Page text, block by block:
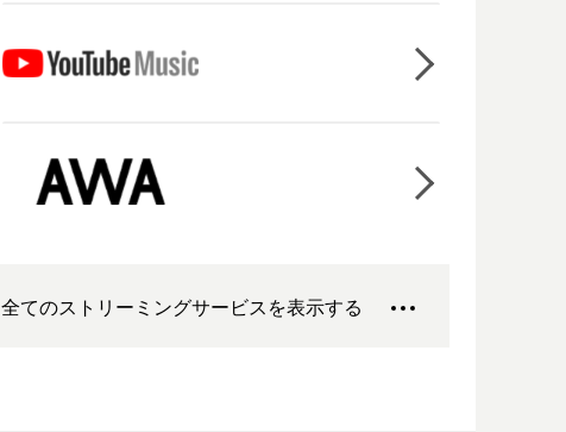
全てのストリーミングサービスを表示する